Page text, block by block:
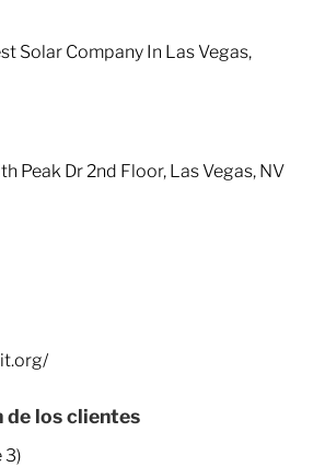
Solar Company In Las Vegas,
Peak Dr 2nd Floor, Las Vegas, NV
de los clientes
3)